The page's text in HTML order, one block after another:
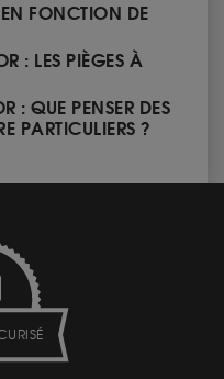
EN FONCTION DE
: LES PIÈGES À
: QUE PENSER DES
PARTICULIERS ?